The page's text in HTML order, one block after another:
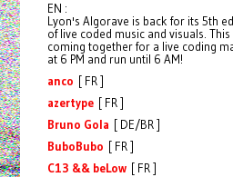
EN :
Lyon's Algorave is back for its 5th
of live coded music and visuals.
coming together for a live coding
at 6 PM and run until 6 AM!
anco [ FR ]
azertype[ FR ]
Bruno Gola [ DE/BR ]
BuboBubo [ FR ]
C13 && beLow[ FR ]